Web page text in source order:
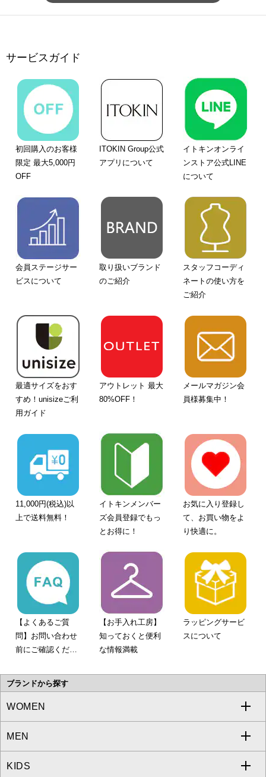
サービスガイド
初回購入のお客様
限定 最大5,000円
OFF
ITOKIN Group公式
アプリについて
イトキンオンライ
ンストア公式LINE
について
会員ステージサー
ビスについて
取り扱いブランド
のご紹介
スタッフコーディ
ネートの使い方を
ご紹介
最適サイズをおす
すめ！unisizeご利
用ガイド
アウトレット 最大
80%OFF！
メールマガジン会
員様募集中！
11,000円(税込)以
上で送料無料！
イトキンメンバー
ズ会員登録でもっ
とお得に！
お気に入り登録し
て、お買い物をよ
り快適に。
【よくあるご質
問】お問い合わせ
前にご確認くださ
【お手入れ工房】
知っておくと便利
な情報満載
ラッピングサービ
スについて
ブランドから探す
WOMEN
a.v.v
MICHEL KLEIN
MEN
a.v.v
KIDS